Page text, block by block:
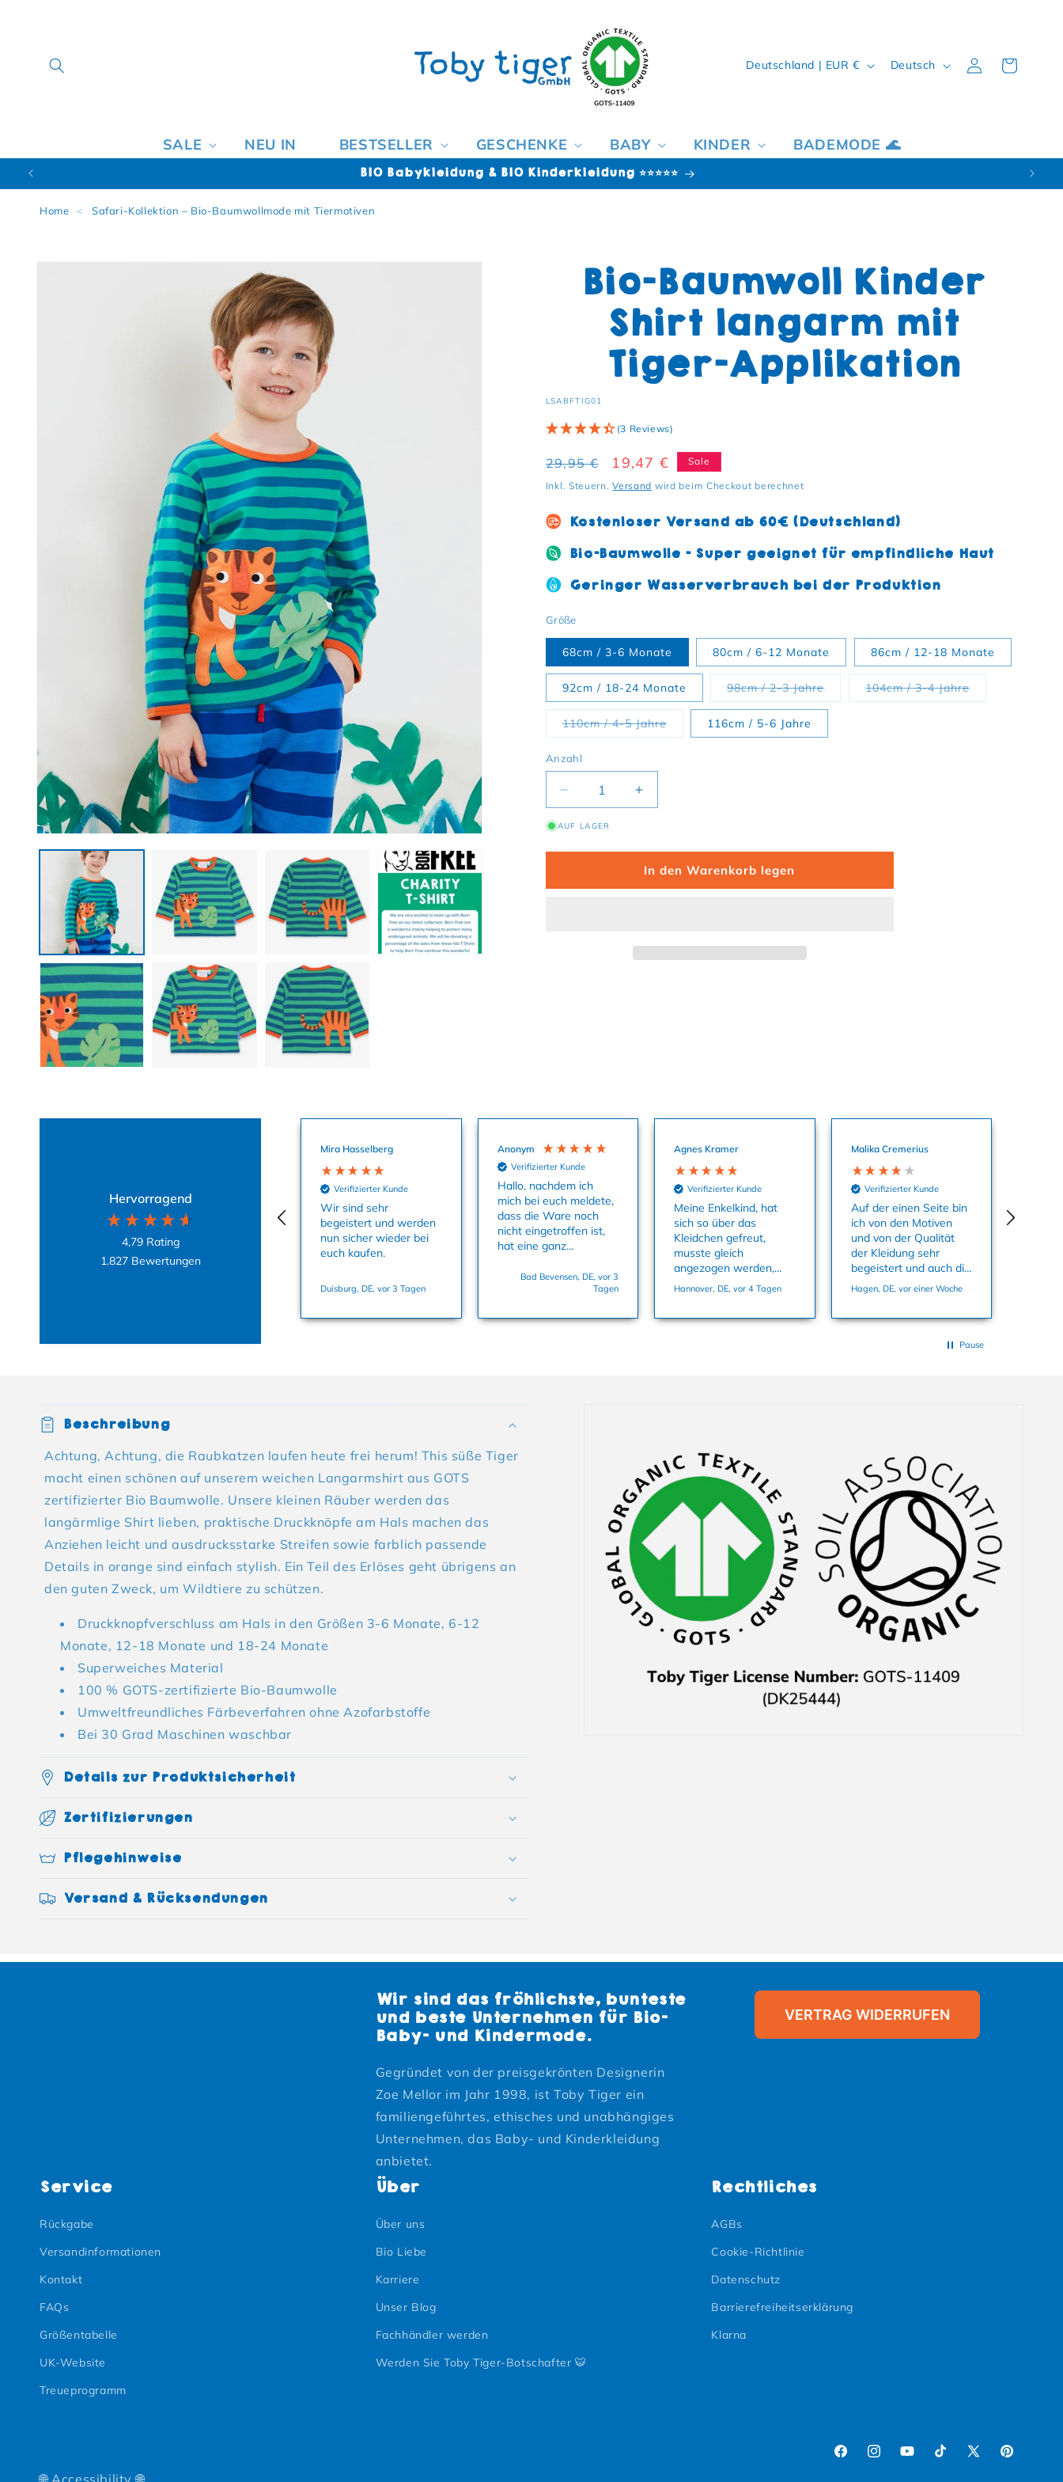
SALE NEU IN BESTSELLER GESCHENKE BABY KINDER BADEMODE 🌊
Land/Region
Deutschland | EUR € Sprache
Deutsch Einloggen
Warenkorb
BIO Babykleidung & BIO Kinderkleidung ⭐⭐⭐⭐⭐
Home < Safari-Kollektion – Bio-Baumwollmode mit Tiermotiven
Bio-Baumwoll Kinder
Shirt langarm mit
Tiger-Applikation
SKU:
LSABFTIG01
(3 Reviews)
Normaler Preis
29,95 € Verkaufspreis
19,47 € Sale
Inkl. Steuern.Versand wird beim Checkout berechnet
Kostenloser Versand ab 60€ (Deutschland)
Bio-Baumwolle - Super geeignet für empfindliche Haut
Geringer Wasserverbrauch bei der Produktion
Größe
68cm / 3-6 Monate 80cm / 6-12 Monate 86cm / 12-18 Monate
92cm / 18-24 Monate 98cm / 2-3 JahreVariante ausverkauft oder nicht
104cm / 3-4 JahreVariante
110cm / 4-5 JahreVariante ausverkauft oder nicht verfügbar
116cm / 5-6 Jahre
Anzahl
Verringere die Menge für Bio-Baumwoll Kinder Shirt langarm mit Tiger-
Erhöhe die Menge für Bio-Baumwoll Kinder Shirt langarm mit
AUF LAGER
In den Warenkorb legen
Hervorragend
4,79 Rating
1.827 Bewertungen
Mira Hasselberg
Verifizierter Kunde
Wir sind sehr
begeistert und werden
nun sicher wieder bei
euch kaufen.
Duisburg, DE, vor 3 Tagen
Anonym
Verifizierter Kunde
Hallo, nachdem ich
mich bei euch meldete,
dass die Ware noch
nicht eingetroffen ist,
hat eine ganz
uns sofort die
Babysachen zukommen
nochmals dafür. Viele
Bad Bevensen, DE, vor 3
Tagen
Agnes Kramer
Verifizierter Kunde
Meine Enkelkind, hat
sich so über das
Kleidchen gefreut,
musste gleich
angezogen werden,
dass Material ist super
und es passt in der
Hannover, DE, vor 4 Tagen
Malika Cremerius
Verifizierter Kunde
Auf der einen Seite bin
ich von den Motiven
und von der Qualität
der Kleidung sehr
begeistert und auch die
Farben sind echt toll.
Auf der anderen Seite
geärgert dass ich
Sachen kaufen konnte
weswegen ich mich
überhaupt für den Kauf
entschieden hatte. Der
Kundenservice hat mir
das zwar 1-2 Tage
danach direkt sehe
freundlich per E-Mail
mitgeteilt und auch
nachher den Preis
wieder erstattet aber
habe mich trotzdem
geärgert.
Hagen, DE, vor einer Woche
Pause
Einklappbarer Inhalt
Beschreibung
Achtung, Achtung, die Raubkatzen laufen heute frei herum! This süße Tiger
macht einen schönen auf unserem weichen Langarmshirt aus GOTS
zertifizierter Bio Baumwolle. Unsere kleinen Räuber werden das
langärmlige Shirt lieben, praktische Druckknöpfe am Hals machen das
Anziehen leicht und ausdrucksstarke Streifen sowie farblich passende
Details in orange sind einfach stylish. Ein Teil des Erlöses geht übrigens an
den guten Zweck, um Wildtiere zu schützen.
Druckknopfverschluss am Hals in den Größen 3-6 Monate, 6-12
Monate, 12-18 Monate und 18-24 Monate
Superweiches Material
100 % GOTS-zertifizierte Bio-Baumwolle
Umweltfreundliches Färbeverfahren ohne Azofarbstoffe
Bei 30 Grad Maschinen waschbar
Details zur Produktsicherheit
Zertifizierungen
Pflegehinweise
Versand & Rücksendungen
Wir sind das fröhlichste, bunteste
und beste Unternehmen für Bio-
Baby- und Kindermode.
Gegründet von der preisgekrönten Designerin
Zoe Mellor im Jahr 1998, ist Toby Tiger ein
familiengeführtes, ethisches und unabhängiges
Unternehmen, das Baby- und Kinderkleidung
anbietet.
VERTRAG WIDERRUFEN
Service
Rückgabe
Versandinformationen
Kontakt
FAQs
Größentabelle
UK-Website
Treueprogramm
Über
Über uns
Bio Liebe
Karriere
Unser Blog
Fachhändler werden
Werden Sie Toby Tiger-Botschafter 🐯
Rechtliches
AGBs
Cookie-Richtlinie
Datenschutz
Barrierefreiheitserklärung
Klarna
FacebookInstagram
YouTubeTikTokX (Twitter)
Pinterest
🌐 Accessibility 🌐